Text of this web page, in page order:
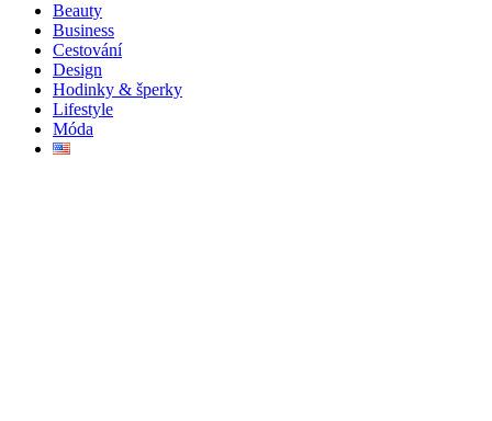
Beauty
Business
Cestování
Design
Hodinky & šperky
Lifestyle
Móda